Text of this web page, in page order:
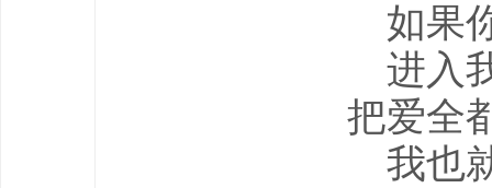
如果
进入
把爱全
我也